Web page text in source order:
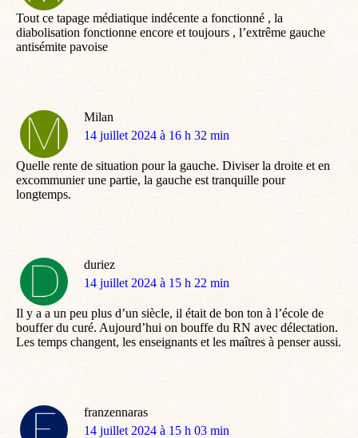
Tout ce tapage médiatique indécente a fonctionné , la
diabolisation fonctionne encore et toujours , l’extrême gauche
antisémite pavoise
Milan
dit
14 juillet 2024 à 16 h 32 min
Quelle rente de situation pour la gauche. Diviser la droite et en
excommunier une partie, la gauche est tranquille pour
longtemps.
duriez
dit
14 juillet 2024 à 15 h 22 min
Il y a a un peu plus d’un siècle, il était de bon ton à l’école de
bouffer du curé. Aujourd’hui on bouffe du RN avec délectation.
Les temps changent, les enseignants et les maîtres à penser aussi.
franzennaras
dit
14 juillet 2024 à 15 h 03 min